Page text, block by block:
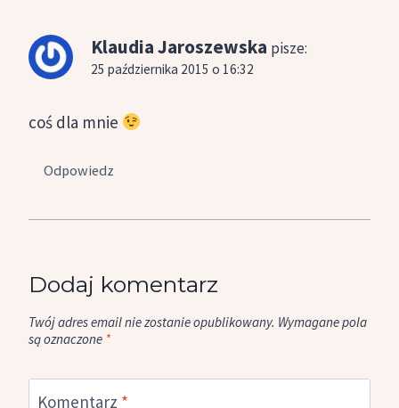
Klaudia Jaroszewska pisze:
25 października 2015 o 16:32
coś dla mnie
Odpowiedz
Dodaj komentarz
Twój adres email nie zostanie opublikowany. Wymagane pola
są oznaczone *
Komentarz *